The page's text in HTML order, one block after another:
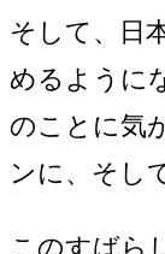
そして、日
めるように
のことに気
ンに、そし
このすばら